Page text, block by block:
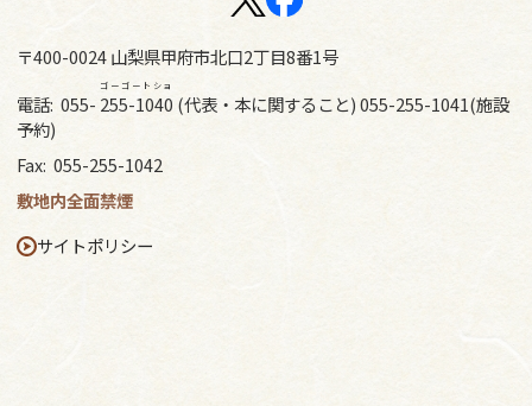
〒400-0024 山梨県甲府市北口2丁目8番1号
電話: 055- 255-1040
ゴーゴートショ
(代表・本に関すること) 055-255-1041(施設
予約)
Fax: 055-255-1042
敷地内全面禁煙
サイトポリシー